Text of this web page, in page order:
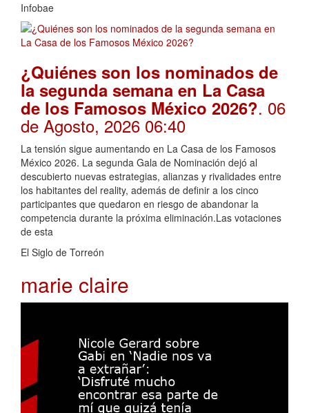
Infobae
¿Quiénes son los nominados de
la segunda semana en La Casa
de los Famosos México 2026?. 06
de Agosto, 2026 06:40
La tensión sigue aumentando en La Casa de los Famosos
México 2026. La segunda Gala de Nominación dejó al
descubierto nuevas estrategias, alianzas y rivalidades entre
los habitantes del reality, además de definir a los cinco
participantes que quedaron en riesgo de abandonar la
competencia durante la próxima eliminación.Las votaciones
de esta
El Siglo de Torreón
marie claire